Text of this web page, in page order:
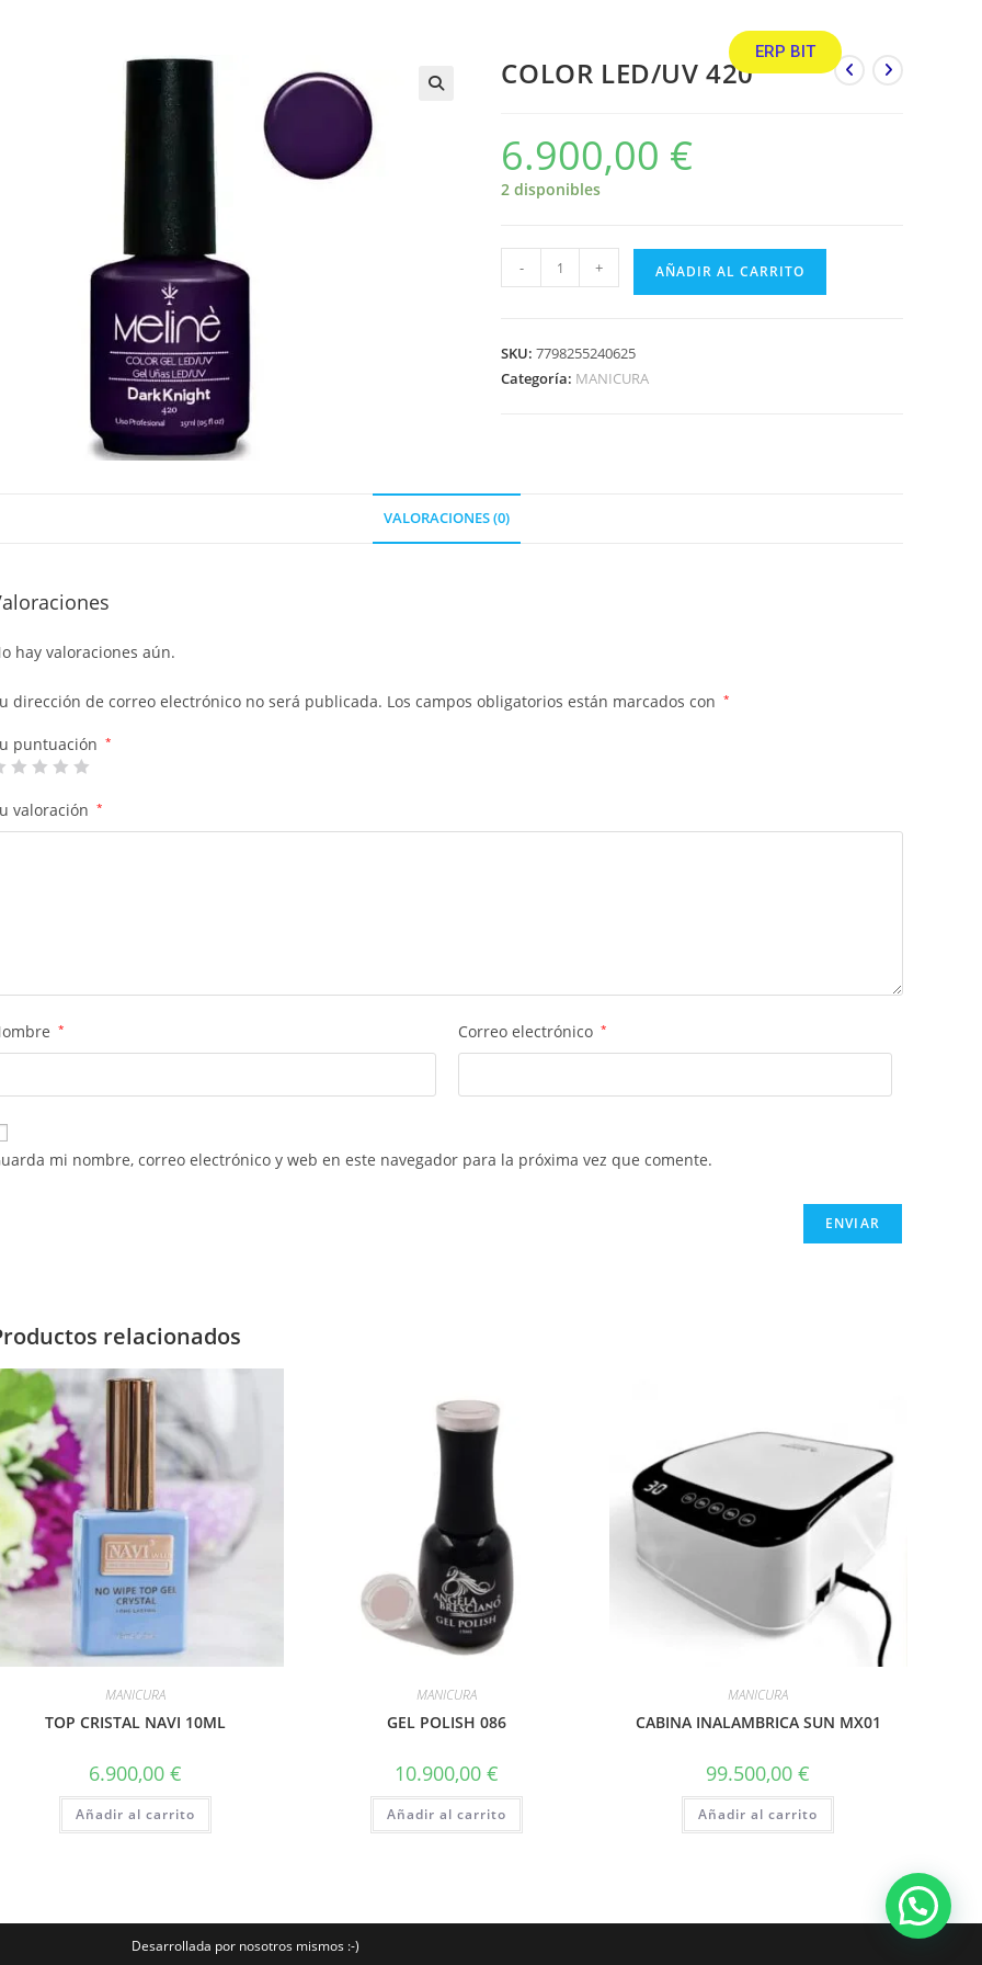
ERP BIT
COLOR LED/UV 420
6.900,00 €
2 disponibles
- + AÑADIR AL CARRITO
SKU:7798255240625
Categoría: MANICURA
VALORACIONES (0)
hay valoraciones aún.
dirección de correo electrónico no será publicada. Los campos obligatorios están marcados con *
puntuación *
valoración *
* Correo electrónico *
mi nombre, correo electrónico y web en este navegador para la próxima vez que comente.
relacionados
MANICURA
TOP CRISTAL NAVI 10ML
6.900,00 €
Añadir al carrito
MANICURA
GEL POLISH 086
10.900,00 €
Añadir al carrito
MANICURA
CABINA INALAMBRICA SUN MX01
99.500,00€
Añadir al carrito
Desarrollada por nosotros mismos :-)